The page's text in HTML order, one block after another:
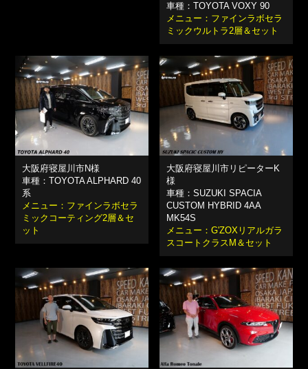
車種：TOYOTA VOXY 90
メニュー：ファインラボセラ
ミックウルトラ2層＆セット
大阪府寝屋川市N様
車種：TOYOTA ALPHARD 40
系
メニュー：ファインラボセラ
ミックコーティング2層＆セ
ット
大阪府寝屋川市リピーターK
様
車種：SUZUKI SPACIA
CUSTOM HYBRID 4AA
MK54S
メニュー：G'ZOXリアルガラ
スコートクラスM＆セット